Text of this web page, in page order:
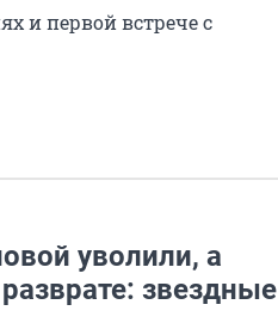
и первой встрече с
уволили, а
звездные